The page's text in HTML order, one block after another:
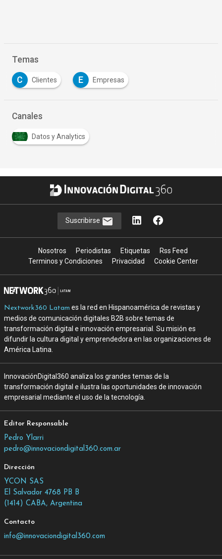
Temas
C Clientes E Empresas
Canales
Datos y Analytics
Suscribirse
Nosotros Periodistas Etiquetas
Rss Feed
Terminos y Condiciones
Privacidad Cookie Center
Nextwork360 Latam es la red en Hispanoamérica de revistas y
medios de comunicación digitales B2B sobre temas de
transformación digital e innovación empresarial. Su misión es
difundir la cultura digital y emprendedora en las organizaciones de
América Latina.
InnovaciónDigital360 analiza los grandes temas de la
transformación digital e ilustra las oportunidades de innovación
empresarial mediante el uso de la tecnología.
Editor Responsable
Pedro Ylarri
pedro@innovaciondigital360.com.ar
Dirección
YCON SAS
El Salvador 4768 PB B
(1414) CABA, Argentina
Contacto
info@innovaciondigital360.com